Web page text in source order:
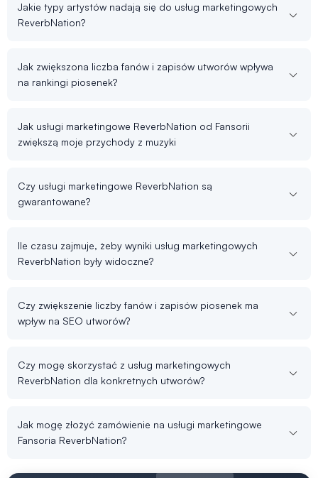
Jakie typy artystów nadają się do usług marketingowych
ReverbNation?
Jak zwiększona liczba fanów i zapisów utworów wpływa
na rankingi piosenek?
Jak usługi marketingowe ReverbNation od Fansorii
zwiększą moje przychody z muzyki
Czy usługi marketingowe ReverbNation są
gwarantowane?
Ile czasu zajmuje, żeby wyniki usług marketingowych
ReverbNation były widoczne?
Czy zwiększenie liczby fanów i zapisów piosenek ma
wpływ na SEO utworów?
Czy mogę skorzystać z usług marketingowych
ReverbNation dla konkretnych utworów?
Jak mogę złożyć zamówienie na usługi marketingowe
Fansoria ReverbNation?